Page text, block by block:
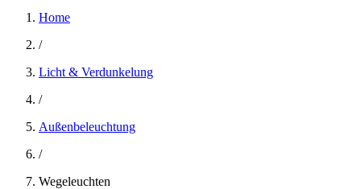
Home
/
Licht & Verdunkelung
/
Außenbeleuchtung
/
Wegeleuchten